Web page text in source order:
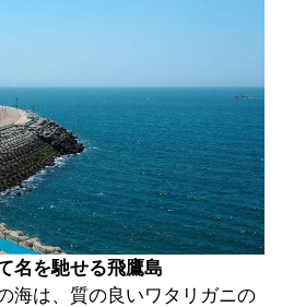
名を馳せる飛鷹島
海は、質の良いワタリガニの